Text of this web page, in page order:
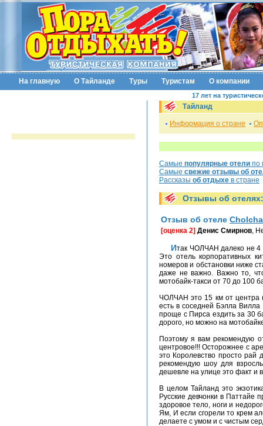
На главную О Тайланде Туры Туристам О компании
17 лет на
Тайланд
Информация о стране
Самые популярные отели по
Самые свежие отзывы об
Рассказы об отдыхе в стране
Отзывы об отелях:
Отзыв об отеле
[оценка 2] Денис Смирнов,
Итак ЧОЛЧАН далеко не 4 звезды и не три (отдыхал с 29.01.11г. по 10.02.11г) , отель не для отдыха семьей и одиночек.
Это отель корпоративных
номеров и обстановки ниже
даже не важно. Важно то,
мотобайк-такси от 70 до 100
ЧОЛЧАН это 15 км от центра
есть в соседней Бэлла
проще с Пирса ездить за 30
дорого, но можно на
Поэтому я вам рекомендую
центровое!!! Осторожнее с
это Королевство просто рай
рекомендую шоу для
дешевле на улице это факт и
В целом Тайланд это
Русские девчонки в
здоровое тело, ноги и
Ям, И если сгорели то крем
делаете с умом и с чистым